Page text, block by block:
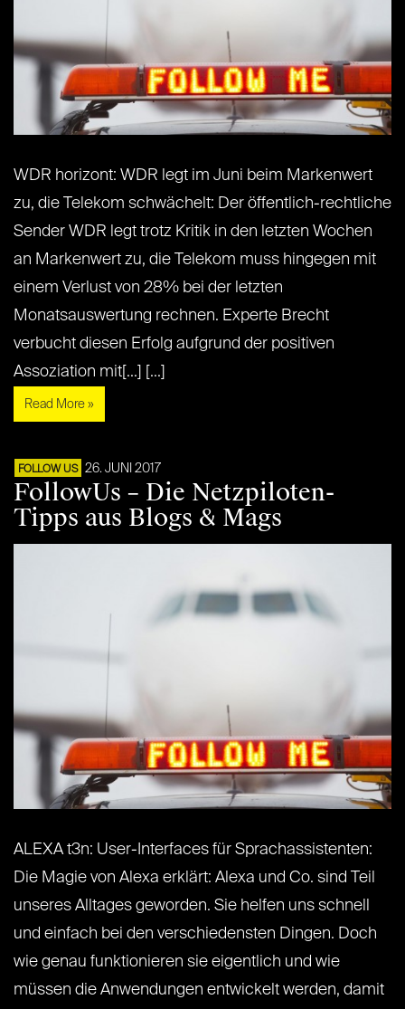
WDR horizont: WDR legt im Juni beim Markenwert
zu, die Telekom schwächelt: Der öffentlich-rechtliche
Sender WDR legt trotz Kritik in den letzten Wochen
an Markenwert zu, die Telekom muss hingegen mit
einem Verlust von 28% bei der letzten
Monatsauswertung rechnen. Experte Brecht
verbucht diesen Erfolg aufgrund der positiven
Assoziation mit[...] [...]
Read More »
FOLLOW US 26. JUNI 2017
FollowUs – Die Netzpiloten-
Tipps aus Blogs & Mags
ALEXA t3n: User-Interfaces für Sprachassistenten:
Die Magie von Alexa erklärt: Alexa und Co. sind Teil
unseres Alltages geworden. Sie helfen uns schnell
und einfach bei den verschiedensten Dingen. Doch
wie genau funktionieren sie eigentlich und wie
müssen die Anwendungen entwickelt werden, damit